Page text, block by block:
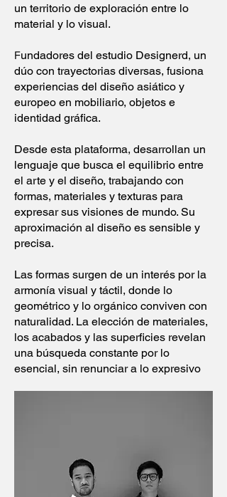
un territorio de exploración entre lo
material y lo visual.
Fundadores del estudio Designerd, un
dúo con trayectorias diversas, fusiona
experiencias del diseño asiático y
europeo en mobiliario, objetos e
identidad gráfica.
Desde esta plataforma, desarrollan un
lenguaje que busca el equilibrio entre
el arte y el diseño, trabajando con
formas, materiales y texturas para
expresar sus visiones de mundo. Su
aproximación al diseño es sensible y
precisa.
Las formas surgen de un interés por la
armonía visual y táctil, donde lo
geométrico y lo orgánico conviven con
naturalidad. La elección de materiales,
los acabados y las superficies revelan
una búsqueda constante por lo
esencial, sin renunciar a lo expresivo